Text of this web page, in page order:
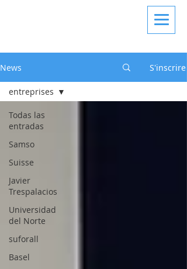
News S'inscrire
Todas las
entradas
Samso
Suisse
Javier
Trespalacios
Universidad
del Norte
suforall
Basel
entreprises